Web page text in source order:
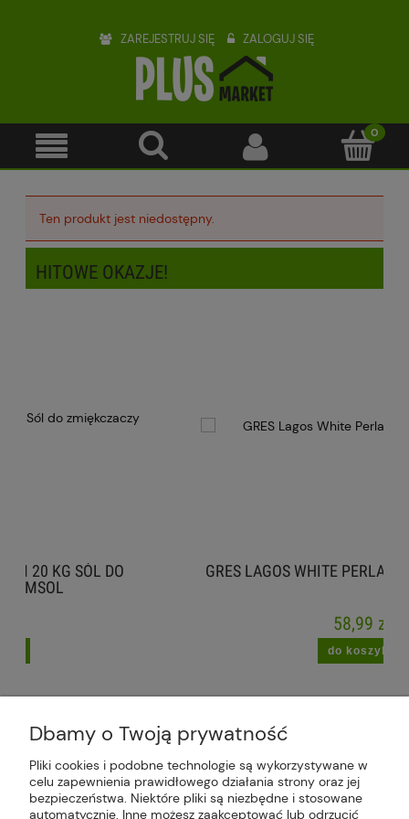
ZAREJESTRUJ SIĘ ZALOGUJ SIĘ
Ten produkt jest niedostępny.
HITOWE OKAZJE!
GRES LAGOS WHITE PERLA STANIN 60X120 CM
Plus Market Sp. z o.o. | Zakręcie 2K, 22-300
Krasnystaw, woj. lubelskie | sklep@plus-market.pl
Dbamy o Twoją prywatność
Pliki cookies i podobne technologie są wykorzystywane w
celu zapewnienia prawidłowego działania strony oraz jej
bezpieczeństwa. Niektóre pliki są niezbędne i stosowane
automatycznie. Inne możesz zaakceptować lub odrzucić